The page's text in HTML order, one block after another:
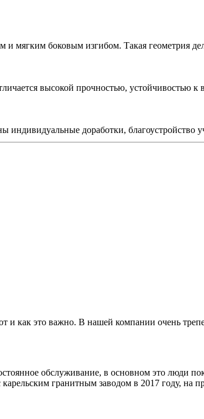
мягким боковым изгибом. Такая геометрия
высокой прочностью, устойчивостью к
доработки, благоустройство
и как это важно. В нашей компании очень
обслуживание, в основном это люди
гранитным заводом в 2017 году, на